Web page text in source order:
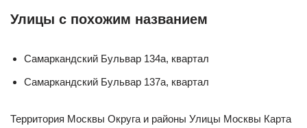
Улицы с похожим названием
Самаркандский Бульвар 134а, квартал
Самаркандский Бульвар 137а, квартал
Территория Москвы Округа и районы Улицы Москвы Карта